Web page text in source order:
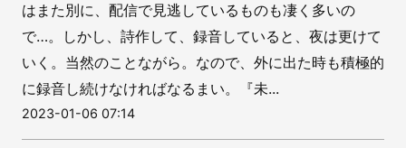
はまた別に、配信で見逃しているものも凄く多いの
で…。しかし、詩作して、録音していると、夜は更けて
いく。当然のことながら。なので、外に出た時も積極的
に録音し続けなければなるまい。『未...
2023-01-06 07:14